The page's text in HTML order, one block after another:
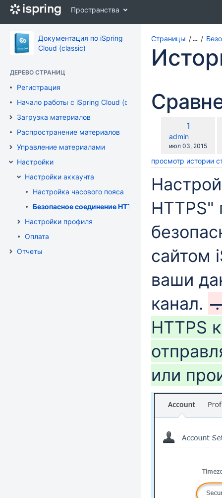
Перейти
главному
содержимому
assistive.skiplink.to.breadcrumbs
assistive.skiplink.to.header.menu
assistive.skiplink.to.quick.search
Пространства
Документация по iSpring
Cloud (classic)
ДЕРЕВО СТРАНИЦ
Регистрация
Начало работы с iSpring Cloud (classic)
Загрузка материалов
Распространение материалов
Управление материалами
Настройки
Настройки аккаунта
Настройка часового пояса
Безопасное соединение HTTPS
Настройки профиля
Оплата
Отчеты
Страницы …
Старая
версия
1
admin
Сохранено
июл 03, 2015
просмотр истории
HTTPS"
сайтом
ваши
канал.
HTTPS
или